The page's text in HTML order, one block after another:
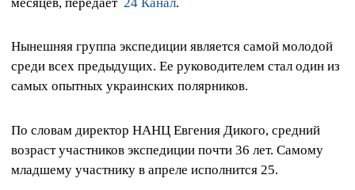
Нынешняя группа экспедиции является самой молодой
среди всех предыдущих. Ее руководителем стал один из
самых опытных украинских полярников.
По словам директор НАНЦ Евгения Дикого, средний
возраст участников экспедиции почти 36 лет. Самому
младшему участнику в апреле исполнится 25.